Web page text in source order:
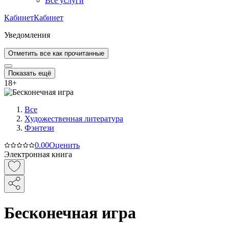
КабинетКабинет
Уведомления
Отметить все как прочитанные
Показать ещё
18+
Все
Художественная литература
Фэнтези
0.00Оценить
Электронная книга
Бесконечная игра